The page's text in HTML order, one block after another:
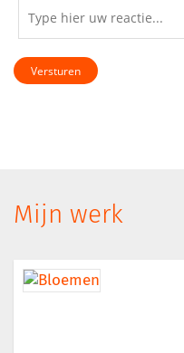
Versturen
Mijn werk